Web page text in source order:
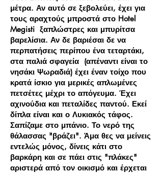
μέτρα. Αν αυτό σε ξεβολεύει, έχει για
τους αραχτούς μπροστά στο Hotel
Megisti ξαπλώστρες και μπυρίτσα
βαρελίσια. Αν δε βαριέσαι δε να
περπατήσεις περίπου ένα τεταρτάκι,
στα παλιά σφαγεία (απέναντι είναι το
νησάκι Ψωραδιά) έχει έναν τοίχο που
κρατά ίσκιο για μερικές απλωμένες
πετσέτες μέχρι το απόγευμα. Έχει
αχινούδια και πεταλίδες παντού. Εκεί
δίπλα είναι και ο Λυκιακός τάφος.
Σαπίζαμε στο μπάνιο. Το νερό της
θάλασσας "βράζει". Άμα θες να μείνεις
εντελώς μόνος, δίνεις κάτι στο
βαρκάρη και σε πάει στις "πλάκες"
αριστερά από τον οικισμό και έρχεται